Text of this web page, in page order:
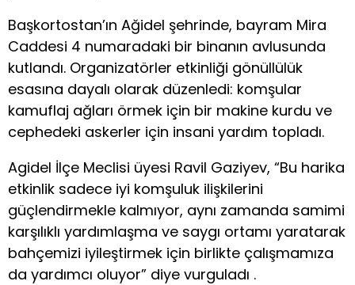
Başkortostan’ın Ağidel şehrinde, bayram Mira
Caddesi 4 numaradaki bir binanın avlusunda
kutlandı. Organizatörler etkinliği gönüllülük
esasına dayalı olarak düzenledi: komşular
kamuflaj ağları örmek için bir makine kurdu ve
cephedeki askerler için insani yardım topladı.
Agidel İlçe Meclisi üyesi Ravil Gaziyev, “Bu harika
etkinlik sadece iyi komşuluk ilişkilerini
güçlendirmekle kalmıyor, aynı zamanda samimi
karşılıklı yardımlaşma ve saygı ortamı yaratarak
bahçemizi iyileştirmek için birlikte çalışmamıza
da yardımcı oluyor” diye vurguladı .